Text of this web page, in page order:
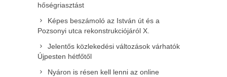
hőségriasztást
Képes beszámoló az István út és a
Pozsonyi utca rekonstrukciójáról X.
Jelentős közlekedési változások várhatók
Újpesten hétfőtől
Nyáron is résen kell lenni az online